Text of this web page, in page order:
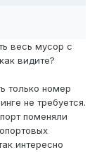
весь мусор с
видите?
только номер
не требуется.
поменяли
интересно